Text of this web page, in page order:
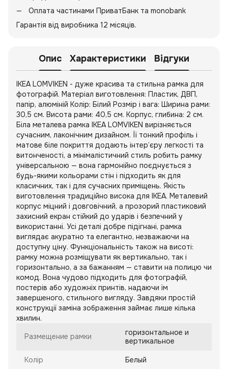
Оплата частинами ПриватБанк та monobank
Гарантія від виробника 12 місяців.
Опис Характеристики Відгуки
IKEA LOMVIKEN - дуже красива та стильна рамка для
фотографій. Матеріал виготовлення: Пластик, ДВП,
папір, алюміній Колір: Білий Розмір і вага: Ширина рами:
30,5 см. Висота рами: 40,5 см. Корпус, глибина: 2 см.
Біла металева рамка IKEA LOMVIKEN вирізняється
сучасним, лаконічним дизайном. Її тонкий профіль і
матове біле покриття додають інтер’єру легкості та
витонченості, а мінімалістичний стиль робить рамку
універсальною — вона гармонійно поєднується з
будь-якими кольорами стін і підходить як для
класичних, так і для сучасних приміщень. Якість
виготовлення традиційно висока для IKEA. Металевий
корпус міцний і довговічний, а прозорий пластиковий
захисний екран стійкий до ударів і безпечний у
використанні. Усі деталі добре підігнані, рамка
виглядає акуратно та елегантно, незважаючи на
доступну ціну. Функціональність також на висоті:
рамку можна розміщувати як вертикально, так і
горизонтально, а за бажанням — ставити на полицю чи
комод. Вона чудово підходить для фотографій,
постерів або художніх принтів, надаючи їм
завершеного, стильного вигляду. Завдяки простій
конструкції заміна зображення займає лише кілька
хвилин.
Размещение рамки
горизонтальное и
вертикальное
Колір Белый